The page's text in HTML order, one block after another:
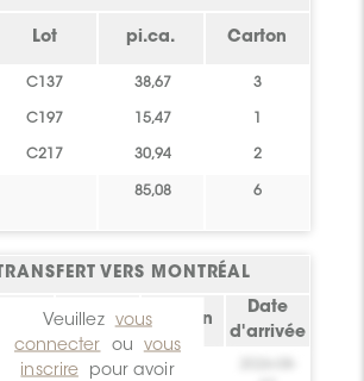
Lot pi.ca. Carton
C137 38,67 3
C197 15,47
C217 30,94 2
85,08 6
VERS MONTRÉAL
pi.ca. Carton
Date
d'arrivée
0
Veuillez
vous
connecter
ou
vous
inscrire
pour avoir